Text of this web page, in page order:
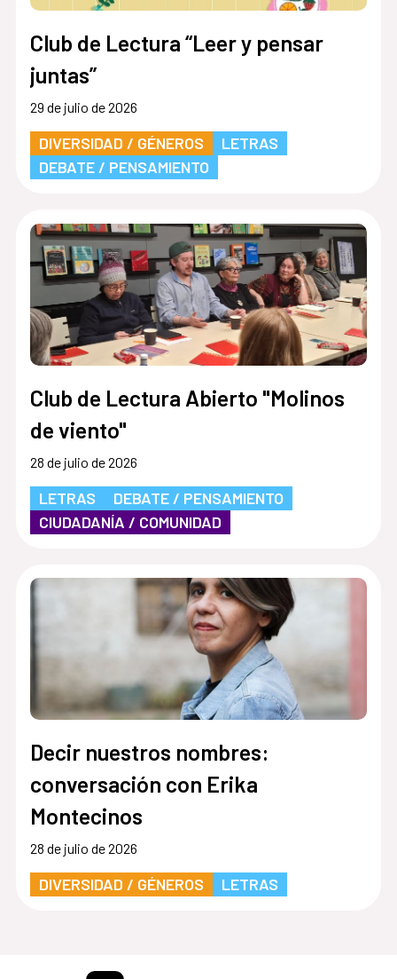
Club de Lectura “Leer y pensar
juntas”
29 de julio de 2026
DIVERSIDAD / GÉNEROS
LETRAS
DEBATE / PENSAMIENTO
Club de Lectura Abierto "Molinos
de viento"
28 de julio de 2026
LETRAS
DEBATE / PENSAMIENTO
CIUDADANÍA / COMUNIDAD
Decir nuestros nombres:
conversación con Erika
Montecinos
28 de julio de 2026
DIVERSIDAD / GÉNEROS LETRAS